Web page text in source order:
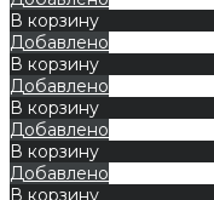
В корзину
Добавлено
В корзину
Добавлено
В корзину
Добавлено
В корзину
Добавлено
В корзину